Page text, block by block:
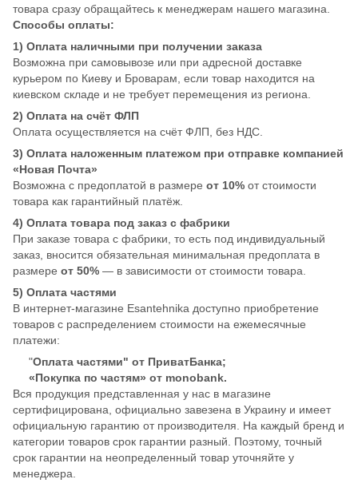
товара сразу обращайтесь к менеджерам нашего магазина.
Способы оплаты:
1) Оплата наличными при получении заказа
Возможна при самовывозе или при адресной доставке
курьером по Киеву и Броварам, если товар находится на
киевском складе и не требует перемещения из региона.
2) Оплата на счёт ФЛП
Оплата осуществляется на счёт ФЛП, без НДС.
3) Оплата наложенным платежом при отправке компанией
«Новая Почта»
Возможна с предоплатой в размере от 10% от стоимости
товара как гарантийный платёж.
4) Оплата товара под заказ с фабрики
При заказе товара с фабрики, то есть под индивидуальный
заказ, вносится обязательная минимальная предоплата в
размере от 50% — в зависимости от стоимости товара.
5) Оплата частями
В интернет-магазине Esantehnika доступно приобретение
товаров с распределением стоимости на ежемесячные
платежи:
"Оплата частями" от ПриватБанка;
«Покупка по частям» от monobank.
Вся продукция представленная у нас в магазине
сертифицирована, официально завезена в Украину и имеет
официальную гарантию от производителя. На каждый бренд и
категории товаров срок гарантии разный. Поэтому, точный
срок гарантии на неопределенный товар уточняйте у
менеджера.